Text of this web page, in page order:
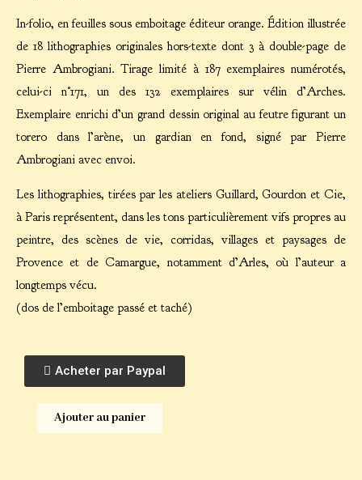
In-folio, en feuilles sous emboitage éditeur orange. Édition illustrée
de 18 lithographies originales hors-texte dont 3 à double-page de
Pierre Ambrogiani. Tirage limité à 187 exemplaires numérotés,
celui-ci n°171, un des 132 exemplaires sur vélin d’Arches.
Exemplaire enrichi d’un grand dessin original au feutre figurant un
torero dans l’arène, un gardian en fond, signé par Pierre
Ambrogiani avec envoi.
Les lithographies, tirées par les ateliers Guillard, Gourdon et Cie,
à Paris représentent, dans les tons particulièrement vifs propres au
peintre, des scènes de vie, corridas, villages et paysages de
Provence et de Camargue, notamment d’Arles, où l’auteur a
longtemps vécu.
(dos de l’emboitage passé et taché)
Acheter par Paypal
Ajouter au panier